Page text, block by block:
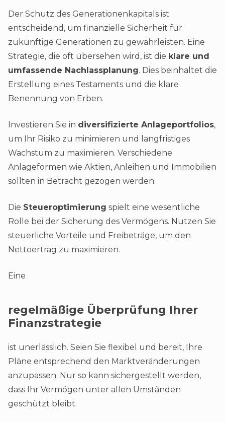
Der Schutz des Generationenkapitals ist
entscheidend, um finanzielle Sicherheit für
zukünftige Generationen zu gewährleisten. Eine
Strategie, die oft übersehen wird, ist die klare und
umfassende Nachlassplanung. Dies beinhaltet die
Erstellung eines Testaments und die klare
Benennung von Erben.
Investieren Sie in diversifizierte Anlageportfolios,
um Ihr Risiko zu minimieren und langfristiges
Wachstum zu maximieren. Verschiedene
Anlageformen wie Aktien, Anleihen und Immobilien
sollten in Betracht gezogen werden.
Die Steueroptimierung spielt eine wesentliche
Rolle bei der Sicherung des Vermögens. Nutzen Sie
steuerliche Vorteile und Freibeträge, um den
Nettoertrag zu maximieren.
Eine
regelmäßige Überprüfung Ihrer
Finanzstrategie
ist unerlässlich. Seien Sie flexibel und bereit, Ihre
Pläne entsprechend den Marktveränderungen
anzupassen. Nur so kann sichergestellt werden,
dass Ihr Vermögen unter allen Umständen
geschützt bleibt.